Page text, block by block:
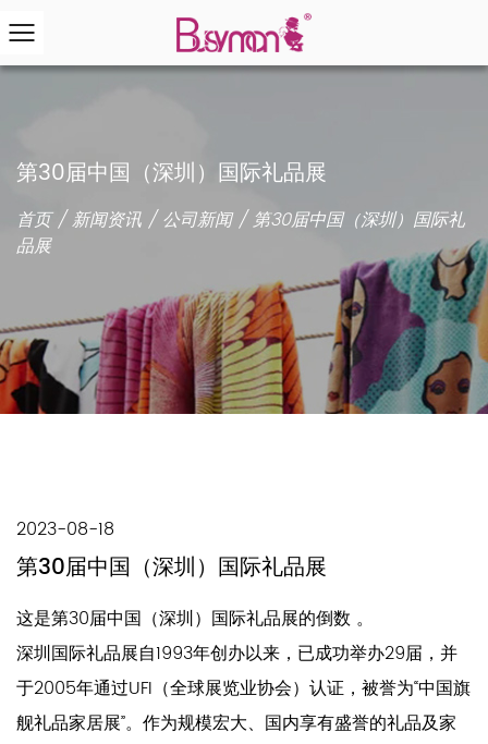
第30届中国（深圳）国际礼品展
首页/新闻资讯 /公司新闻/第30届中国（深圳）国际礼
品展
2023-08-18
第30届中国（深圳）国际礼品展
这是第30届中国（深圳）国际礼品展的倒数 。
深圳国际礼品展自1993年创办以来，已成功举办29届，并
于2005年通过UFI（全球展览业协会）认证，被誉为“中国旗
舰礼品家居展”。作为规模宏大、国内享有盛誉的礼品及家